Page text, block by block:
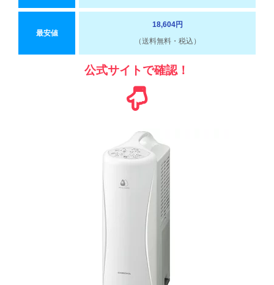
最安値
18,604円
（送料無料・税込）
公式サイトで確認！